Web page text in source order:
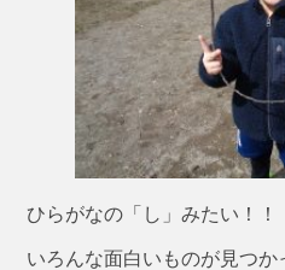
ひらがなの「し」みたい！！
いろんな面白いものが見つか